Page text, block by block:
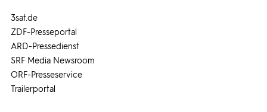
3sat.de
ZDF-Presseportal
ARD-Pressedienst
SRF Media Newsroom
ORF-Presseservice
Trailerportal